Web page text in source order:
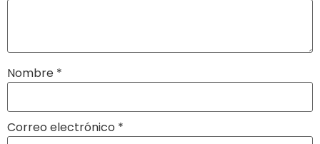
Nombre *
Correo electrónico *